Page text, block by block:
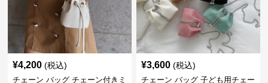
¥4,200 (税込)
チェーン バッグ チェーン付きミ
¥3,600 (税込)
チェーン バッグ 子ども用チェー